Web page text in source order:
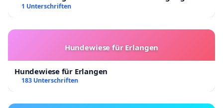
Kinder in Deutschland
1 Unterschriften
Hundewiese für Erlangen
Hundewiese für Erlangen
183 Unterschriften